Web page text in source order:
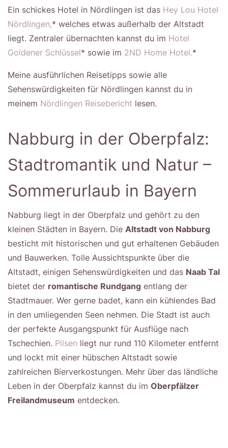
Ein schickes Hotel in Nördlingen ist das Hey Lou Hotel
Nördlingen,* welches etwas außerhalb der Altstadt
liegt. Zentraler übernachten kannst du im Hotel
Goldener Schlüssel* sowie im 2ND Home Hotel.*
Meine ausführlichen Reisetipps sowie alle
Sehenswürdigkeiten für Nördlingen kannst du in
meinem Nördlingen Reisebericht lesen.
Nabburg in der Oberpfalz:
Stadtromantik und Natur –
Sommerurlaub in Bayern
Nabburg liegt in der Oberpfalz und gehört zu den
kleinen Städten in Bayern. Die Altstadt von Nabburg
besticht mit historischen und gut erhaltenen Gebäuden
und Bauwerken. Tolle Aussichtspunkte über die
Altstadt, einigen Sehenswürdigkeiten und das Naab Tal
bietet der romantische Rundgang entlang der
Stadtmauer. Wer gerne badet, kann ein kühlendes Bad
in den umliegenden Seen nehmen. Die Stadt ist auch
der perfekte Ausgangspunkt für Ausflüge nach
Tschechien. Pilsen liegt nur rund 110 Kilometer entfernt
und lockt mit einer hübschen Altstadt sowie
zahlreichen Bierverkostungen. Mehr über das ländliche
Leben in der Oberpfalz kannst du im Oberpfälzer
Freilandmuseum entdecken.